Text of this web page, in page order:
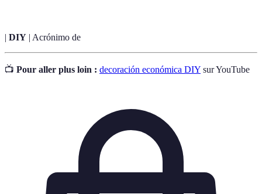
| DIY | Acrónimo de
📺 Pour aller plus loin : decoración económica DIY sur YouTube